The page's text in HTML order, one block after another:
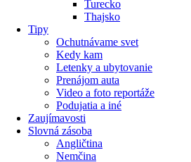
Turecko
Thajsko
Tipy
Ochutnávame svet
Kedy kam
Letenky a ubytovanie
Prenájom auta
Video a foto reportáže
Podujatia a iné
Zaujímavosti
Slovná zásoba
Angličtina
Nemčina